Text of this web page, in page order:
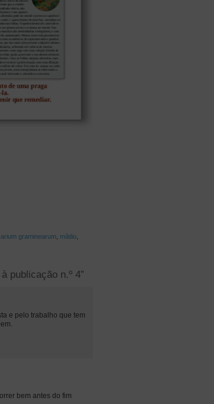
graminearum, míldio,
publicação n.º 4”
e pelo trabalho que tem
bem antes do fim